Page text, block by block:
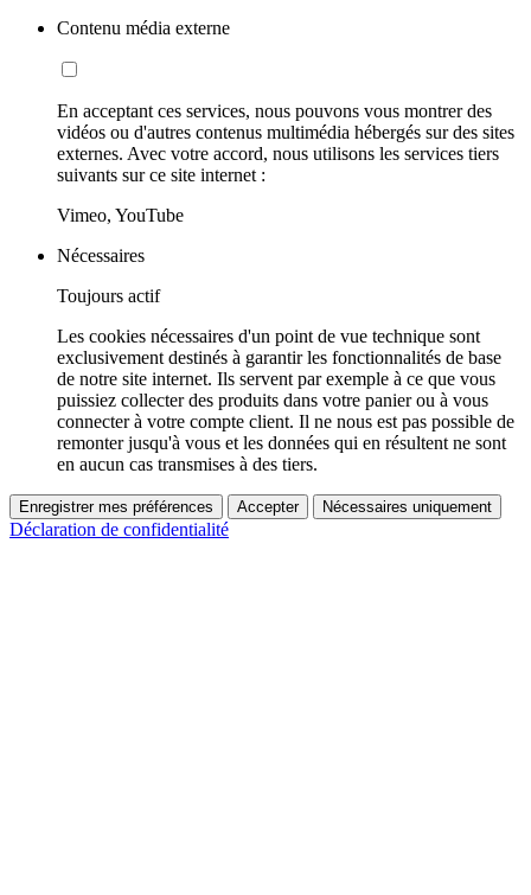
Contenu média externe
En acceptant ces services, nous pouvons vous montrer des
vidéos ou d'autres contenus multimédia hébergés sur des sites
externes. Avec votre accord, nous utilisons les services tiers
suivants sur ce site internet :
Vimeo, YouTube
Nécessaires
Toujours actif
Les cookies nécessaires d'un point de vue technique sont
exclusivement destinés à garantir les fonctionnalités de base
de notre site internet. Ils servent par exemple à ce que vous
puissiez collecter des produits dans votre panier ou à vous
connecter à votre compte client. Il ne nous est pas possible de
remonter jusqu'à vous et les données qui en résultent ne sont
en aucun cas transmises à des tiers.
Enregistrer mes préférences Accepter Nécessaires uniquement
Déclaration de confidentialité